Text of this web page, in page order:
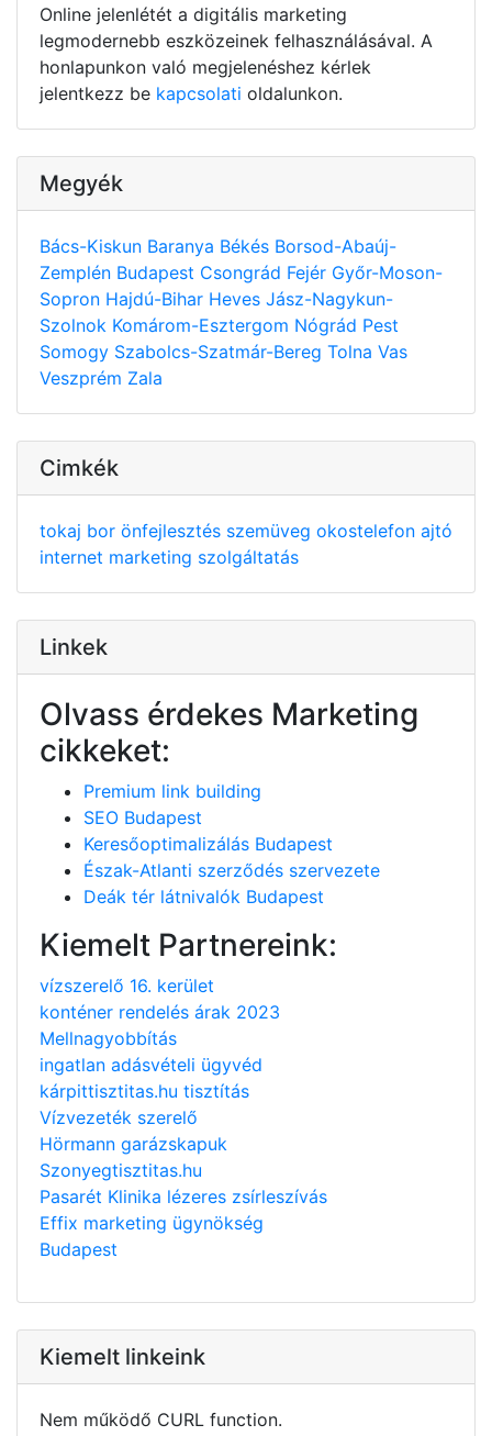
Online jelenlétét a digitális marketing
legmodernebb eszközeinek felhasználásával. A
honlapunkon való megjelenéshez kérlek
jelentkezz be kapcsolati oldalunkon.
Megyék
Bács-Kiskun Baranya Békés Borsod-Abaúj-
Zemplén Budapest Csongrád Fejér Győr-Moson-
Sopron Hajdú-Bihar Heves Jász-Nagykun-
Szolnok Komárom-Esztergom Nógrád Pest
Somogy Szabolcs-Szatmár-Bereg Tolna Vas
Veszprém Zala
Cimkék
tokaj bor önfejlesztés szemüveg okostelefon ajtó
internet marketing szolgáltatás
Linkek
Olvass érdekes Marketing
cikkeket:
Premium link building
SEO Budapest
Keresőoptimalizálás Budapest
Észak-Atlanti szerződés szervezete
Deák tér látnivalók Budapest
Kiemelt Partnereink:
vízszerelő 16. kerület
konténer rendelés árak 2023
Mellnagyobbítás
ingatlan adásvételi ügyvéd
kárpittisztitas.hu tisztítás
Vízvezeték szerelő
Hörmann garázskapuk
Szonyegtisztitas.hu
Pasarét Klinika lézeres zsírleszívás
Effix marketing ügynökség
Budapest
Kiemelt linkeink
Nem működő CURL function.